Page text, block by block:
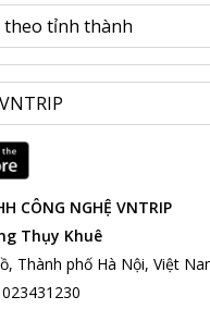
CÔNG NGHỆ VNTRIP
Thụy Khuê
Thành phố Hà Nội, Việt